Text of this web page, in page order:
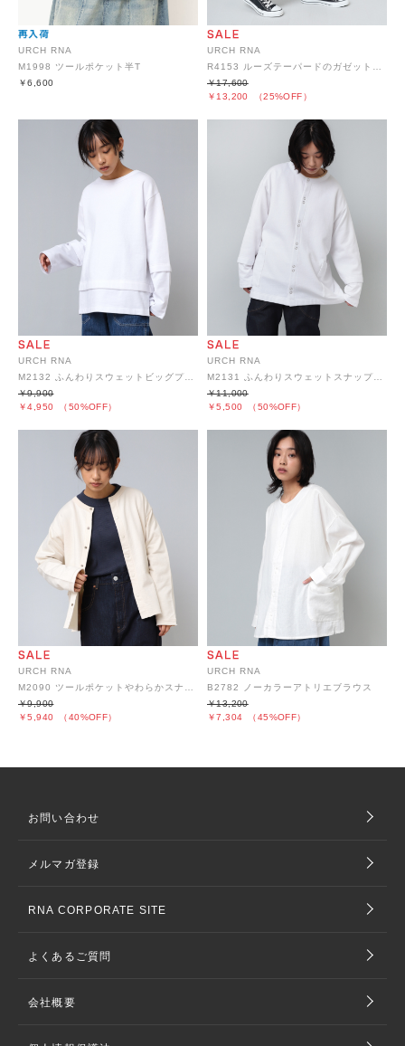
URCH RNA
M1998 ツールポケット半T
￥6,600
URCH RNA
￥13,200 （25%OFF）
￥17,600
URCH RNA
￥4,950 （50%OFF）
￥9,900
URCH RNA
￥5,500 （50%OFF）
￥11,000
URCH RNA
￥5,940 （40%OFF）
￥9,900
URCH RNA
B2782 ノーカラーアトリエブラウス
￥7,304 （45%OFF）
￥13,200
お問い合わせ
メルマガ登録
RNA CORPORATE SITE
よくあるご質問
会社概要